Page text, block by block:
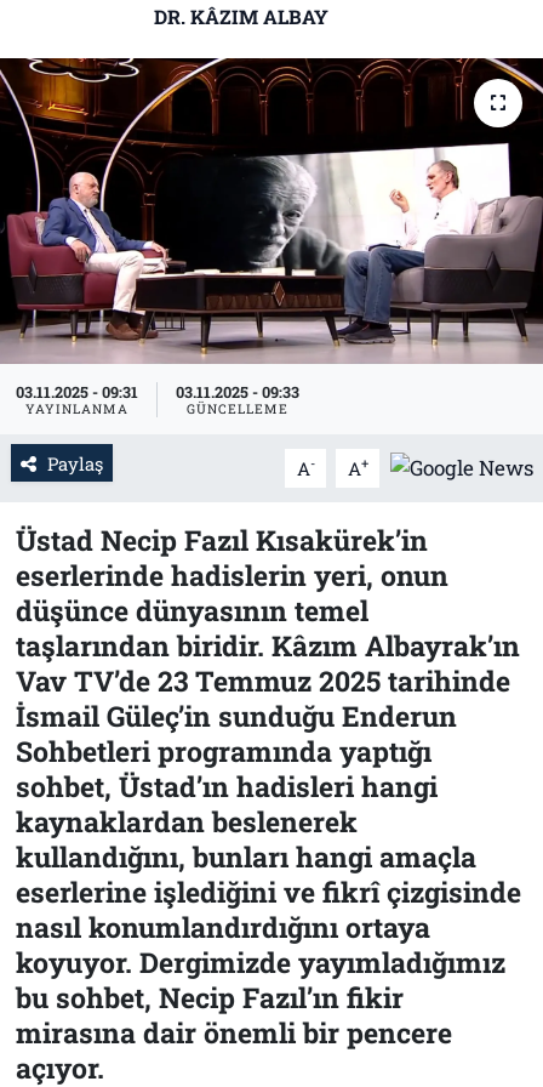
DR. KÂZIM ALBAY
03.11.2025 - 09:31
YAYINLANMA
03.11.2025 - 09:33
GÜNCELLEME
Paylaş A- A+
Üstad Necip Fazıl Kısakürek’in
eserlerinde hadislerin yeri, onun
düşünce dünyasının temel
taşlarından biridir. Kâzım Albayrak’ın
Vav TV’de 23 Temmuz 2025 tarihinde
İsmail Güleç’in sunduğu Enderun
Sohbetleri programında yaptığı
sohbet, Üstad’ın hadisleri hangi
kaynaklardan beslenerek
kullandığını, bunları hangi amaçla
eserlerine işlediğini ve fikrî çizgisinde
nasıl konumlandırdığını ortaya
koyuyor. Dergimizde yayımladığımız
bu sohbet, Necip Fazıl’ın fikir
mirasına dair önemli bir pencere
açıyor.
Künye